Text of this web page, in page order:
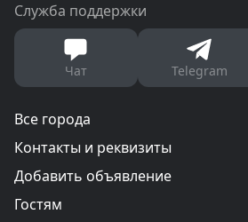
Служба поддержки
Чат Telegram
Все города
Контакты и реквизиты
Добавить объявление
Гостям